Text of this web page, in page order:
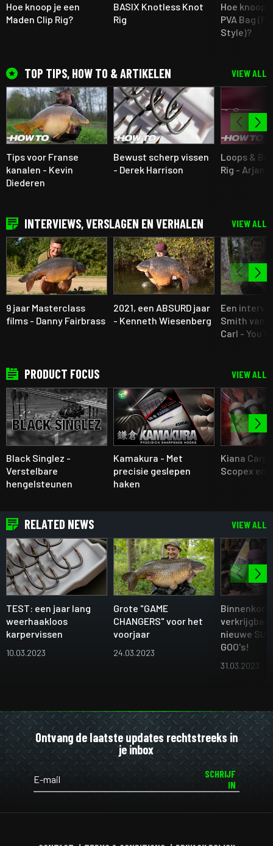
Hoe knoop je een
Maden Clip Rig?
BASIX Knotless Knot
Rig
Hoe knoop
PVA Bag
Style)?
TOP TIPS, HOW TO & ARTIKELEN VIEW ALL
Tips voor Franse
kanalen - Kevin
Diederen
Bewust scherp vissen
- Derek Harrison
Loops &
Rig - Arjan
INTERVIEWS, VERSLAGEN EN VERHALEN VIEW ALL
9 jaar Masterclass
films - Danny Fairbrass
2021, een ABSURD jaar
- Kenneth Wiesenberg
Een
Smith van
Carl -
PRODUCT FOCUS VIEW ALL
Black Singlez -
Verstelbare
hengelsteunen
Kamakura - Met
precisie geslepen
haken
Kiana Carp
Scopex en
RELATED NEWS VIEW ALL
TEST: een jaar lang
weerhaakloos
karpervissen
10.03.2023
Grote "GAME
CHANGERS" voor het
voorjaar
24.03.2023
Binnenkort
nieuwe
GOO's!
31.03.2023
Ontvang de laatste updates rechtstreeks in
je inbox
SCHRIJF
IN